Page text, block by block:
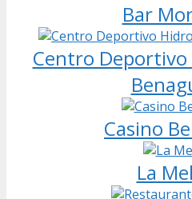
Bar
Centro
Casino
La